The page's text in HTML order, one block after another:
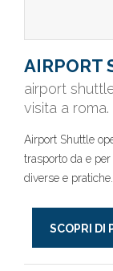
AIRPORT
airport
visita a roma.
Airport Shuttle
trasporto da e
diverse e pratiche.
SCOPRI DI